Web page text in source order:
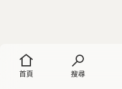
首頁 搜尋